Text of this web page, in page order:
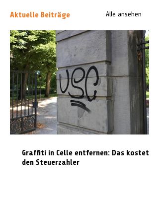
Aktuelle Beiträge Alle ansehen
Graffiti in Celle entfernen: Das kostet es
den Steuerzahler